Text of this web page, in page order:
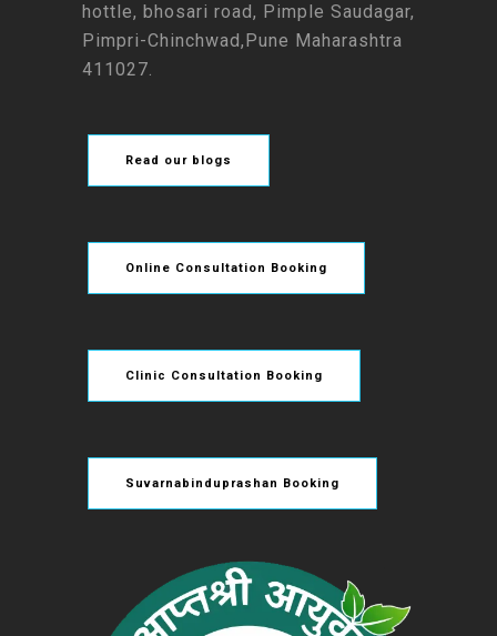
hottle, bhosari road, Pimple Saudagar,
Pimpri-Chinchwad,Pune Maharashtra
411027.
Read our blogs
Online Consultation Booking
Clinic Consultation Booking
Suvarnabinduprashan Booking